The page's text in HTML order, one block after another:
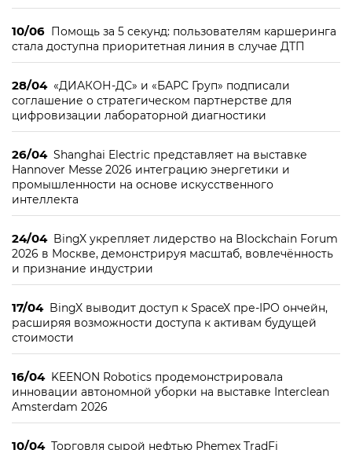
10/06 Помощь за 5 секунд: пользователям каршеринга
стала доступна приоритетная линия в случае ДТП
28/04 «ДИАКОН-ДС» и «БАРС Груп» подписали
соглашение о стратегическом партнерстве для
цифровизации лабораторной диагностики
26/04 Shanghai Electric представляет на выставке
Hannover Messe 2026 интеграцию энергетики и
промышленности на основе искусственного
интеллекта
24/04 BingX укрепляет лидерство на Blockchain Forum
2026 в Москве, демонстрируя масштаб, вовлечённость
и признание индустрии
17/04 BingX выводит доступ к SpaceX пре-IPO ончейн,
расширяя возможности доступа к активам будущей
стоимости
16/04 KEENON Robotics продемонстрировала
инновации автономной уборки на выставке Interclean
Amsterdam 2026
10/04 Торговля сырой нефтью Phemex TradFi